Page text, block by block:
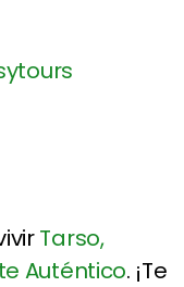
Tarso,
Auténtico. ¡Te